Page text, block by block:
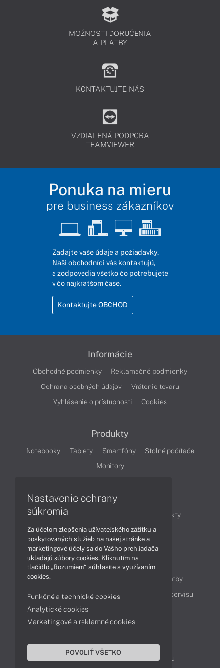
MOŽNOSTI DORUČENIA
A PLATBY
KONTAKTUJTE NÁS
VZDIALENÁ PODPORA
TEAMVIEWER
Ponuka na mieru
pre business zákazníkov
Zadajte vaše údaje a požiadavky.
Naši obchodníci vás kontaktujú,
a zodpovedia všetko čo potrebujete
v čo najkratšom čase.
Kontaktujte OBCHOD
Informácie
Obchodné podmienky
Reklamačné podmienky
Ochrana osobných údajov
Vrátenie tovaru
Vyhlásenie o prístupnosti
Cookies
Produkty
Notebooky Tablety Smartfóny
Stolné počítače
Monitory
Články
Obchodné informácie
Produkty
Technológie
Videá
Obsah
Ako nakupovať
Možnosti doručenia a platby
Podpora a servis
Servisné služby Cenník servisu
Kontakty
043 4224 771
Obchodné oddelenie
Reklamácia tovaru
Nastavenie ochrany
súkromia
Za účelom zlepšenia užívateľského zážitku a
poskytovaných služieb na našej stránke a
marketingové účely sa do Vášho prehliadača
ukladajú súbory cookies. Kliknutím na
tlačidlo „Rozumiem“ súhlasíte s využívaním
cookies.
Funkčné a technické cookies
Analytické cookies
Marketingové a reklamné cookies
POVOLIŤ VŠETKO